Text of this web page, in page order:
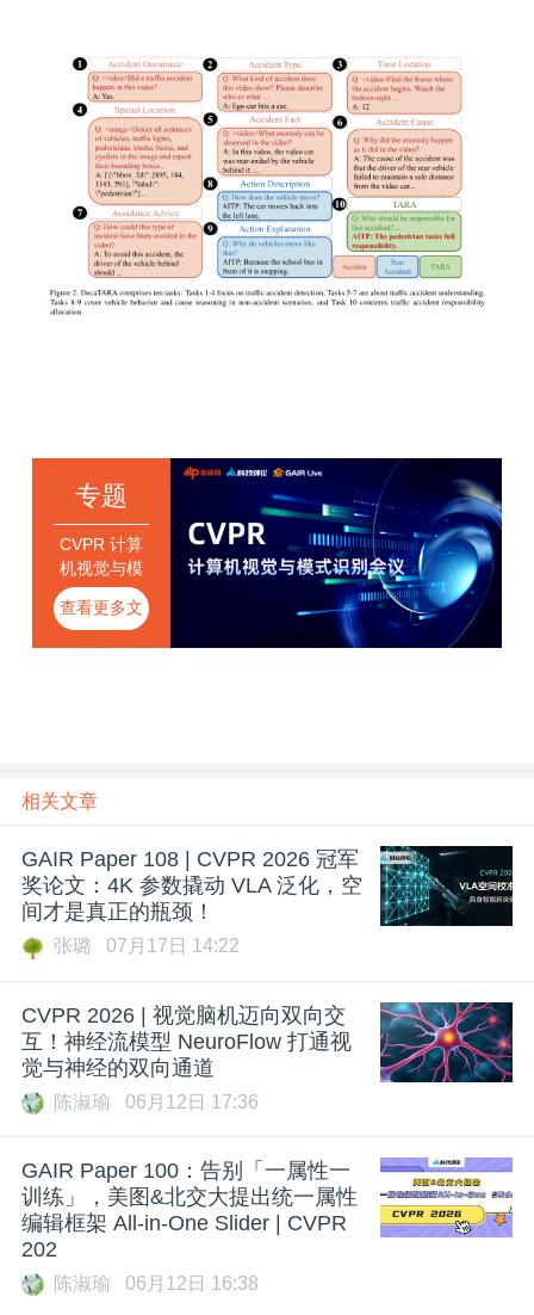
专题
CVPR 计算
机视觉与模
式识别会议
查看更多文
章
相关文章
GAIR Paper 108 | CVPR 2026 冠军
奖论文：4K 参数撬动 VLA 泛化，空
间才是真正的瓶颈！
张璐 07月17日 14:22
CVPR 2026 | 视觉脑机迈向双向交
互！神经流模型 NeuroFlow 打通视
觉与神经的双向通道
陈淑瑜 06月12日 17:36
GAIR Paper 100：告别「一属性一
训练」，美图&北交大提出统一属性
编辑框架 All-in-One Slider | CVPR
202
陈淑瑜 06月12日 16:38